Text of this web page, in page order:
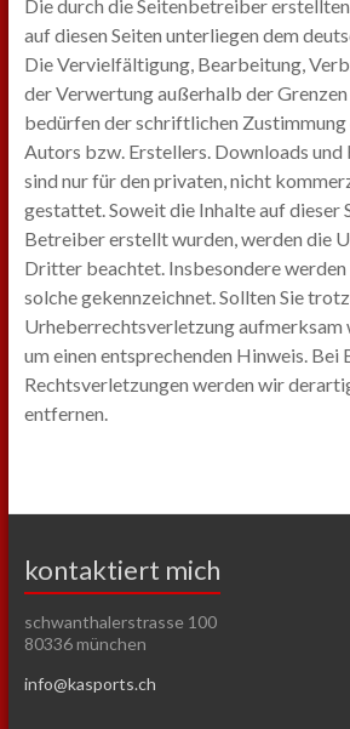
Die durch die Seitenbetreiber
auf diesen Seiten unterliegen dem
Die Vervielfältigung, Bearbeitung,
der Verwertung außerhalb der
bedürfen der schriftlichen Zustimmung
Autors bzw. Erstellers. Downloads und
sind nur für den privaten, nicht
gestattet. Soweit die Inhalte auf dieser
Betreiber erstellt wurden, werden die
Dritter beachtet. Insbesondere
solche gekennzeichnet. Sollten Sie
Urheberrechtsverletzung aufmerksam
um einen entsprechenden Hinweis. Bei
Rechtsverletzungen werden wir
entfernen.
kontaktiert mich
schwanthalerstrasse 100
80336 münchen
info@kasports.ch